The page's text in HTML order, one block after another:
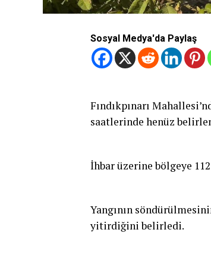
Sosyal Medya'da Paylaş
Fındıkpınarı
saatlerinde henüz
İhbar üzerine bölgeye
Yangının
yitirdiğini belirledi.